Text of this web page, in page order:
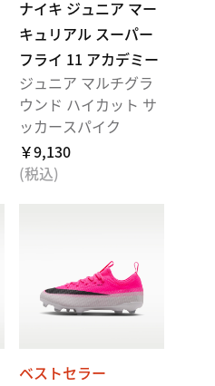
ナイキ ジュニア マー
キュリアル スーパー
フライ 11 アカデミー
ジュニア マルチグラ
ウンド ハイカット サ
ッカースパイク
￥9,130
(税込)
ベストセラー